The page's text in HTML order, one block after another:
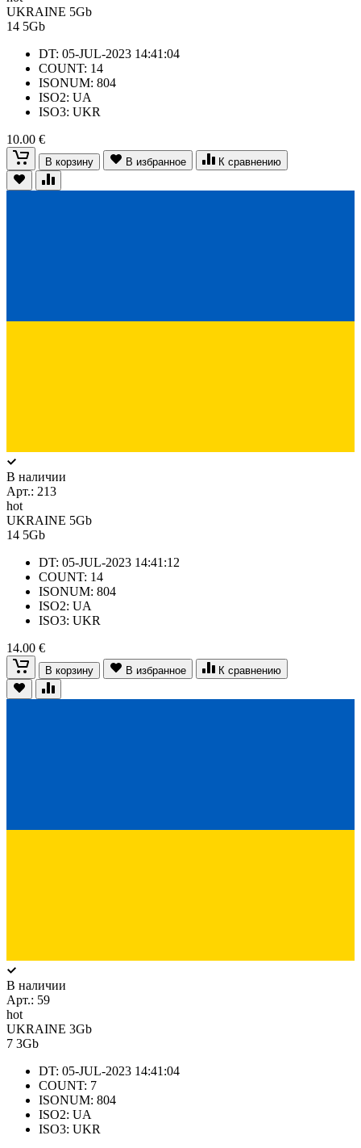
UKRAINE 5Gb
14 5Gb
DT: 05-JUL-2023 14:41:04
COUNT: 14
ISONUM: 804
ISO2: UA
ISO3: UKR
10.00 €
В корзину В избранное К сравнению
В наличии
Арт.: 213
hot
UKRAINE 5Gb
14 5Gb
DT: 05-JUL-2023 14:41:12
COUNT: 14
ISONUM: 804
ISO2: UA
ISO3: UKR
14.00 €
В корзину В избранное К сравнению
В наличии
Арт.: 59
hot
UKRAINE 3Gb
7 3Gb
DT: 05-JUL-2023 14:41:04
COUNT: 7
ISONUM: 804
ISO2: UA
ISO3: UKR